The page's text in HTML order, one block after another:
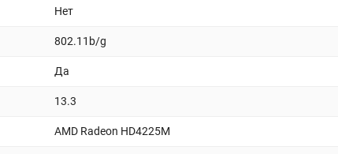
Нет
802.11b/g
Да
13.3
AMD Radeon HD4225M